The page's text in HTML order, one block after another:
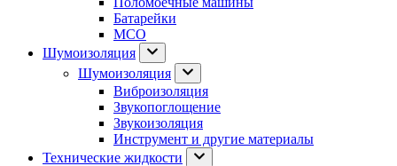
Батарейки
МСО
Шумоизоляция
Шумоизоляция
Виброизоляция
Звукопоглощение
Звукоизоляция
Инструмент и другие материалы
Технические жидкости